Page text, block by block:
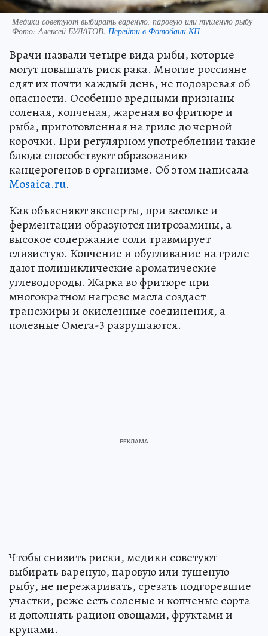
Медики советуют выбирать вареную, паровую или тушеную рыбу
Фото: Алексей БУЛАТОВ. Перейти в Фотобанк КП
Врачи назвали четыре вида рыбы, которые
могут повышать риск рака. Многие россияне
едят их почти каждый день, не подозревая об
опасности. Особенно вредными признаны
соленая, копченая, жареная во фритюре и
рыба, приготовленная на гриле до черной
корочки. При регулярном употреблении такие
блюда способствуют образованию
канцерогенов в организме. Об этом написала
Mosaica.ru.
Как объясняют эксперты, при засолке и
ферментации образуются нитрозамины, а
высокое содержание соли травмирует
слизистую. Копчение и обугливание на гриле
дают полициклические ароматические
углеводороды. Жарка во фритюре при
многократном нагреве масла создает
трансжиры и окисленные соединения, а
полезные Омега-3 разрушаются.
Чтобы снизить риски, медики советуют
выбирать вареную, паровую или тушеную
рыбу, не пережаривать, срезать подгоревшие
участки, реже есть соленые и копченые сорта
и дополнять рацион овощами, фруктами и
крупами.